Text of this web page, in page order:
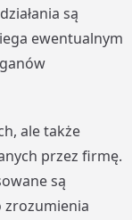
są
ewentualnym
ale także
przez firmę.
są
zrozumienia